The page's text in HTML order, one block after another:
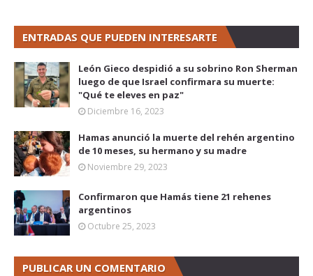
ENTRADAS QUE PUEDEN INTERESARTE
León Gieco despidió a su sobrino Ron Sherman
luego de que Israel confirmara su muerte:
"Qué te eleves en paz"
Diciembre 16, 2023
Hamas anunció la muerte del rehén argentino
de 10 meses, su hermano y su madre
Noviembre 29, 2023
Confirmaron que Hamás tiene 21 rehenes
argentinos
Octubre 25, 2023
PUBLICAR UN COMENTARIO